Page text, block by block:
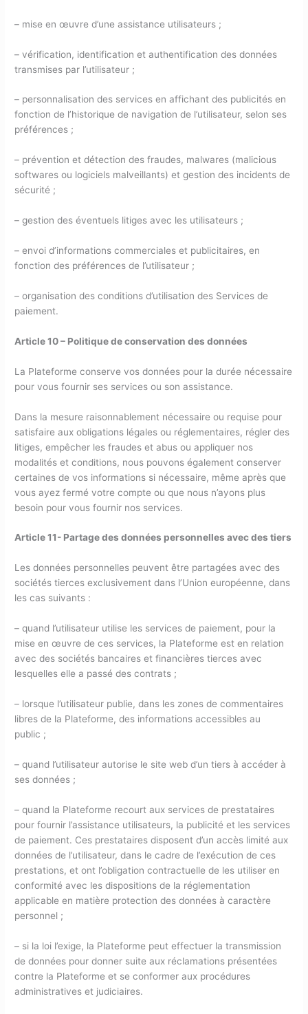
– mise en œuvre d’une assistance utilisateurs ;
– vérification, identification et authentification des données
transmises par l’utilisateur ;
– personnalisation des services en affichant des publicités en
fonction de l’historique de navigation de l’utilisateur, selon ses
préférences ;
– prévention et détection des fraudes, malwares (malicious
softwares ou logiciels malveillants) et gestion des incidents de
sécurité ;
– gestion des éventuels litiges avec les utilisateurs ;
– envoi d’informations commerciales et publicitaires, en
fonction des préférences de l’utilisateur ;
– organisation des conditions d’utilisation des Services de
paiement.
Article 10 – Politique de conservation des données
La Plateforme conserve vos données pour la durée nécessaire
pour vous fournir ses services ou son assistance.
Dans la mesure raisonnablement nécessaire ou requise pour
satisfaire aux obligations légales ou réglementaires, régler des
litiges, empêcher les fraudes et abus ou appliquer nos
modalités et conditions, nous pouvons également conserver
certaines de vos informations si nécessaire, même après que
vous ayez fermé votre compte ou que nous n’ayons plus
besoin pour vous fournir nos services.
Article 11- Partage des données personnelles avec des tiers
Les données personnelles peuvent être partagées avec des
sociétés tierces exclusivement dans l’Union européenne, dans
les cas suivants :
– quand l’utilisateur utilise les services de paiement, pour la
mise en œuvre de ces services, la Plateforme est en relation
avec des sociétés bancaires et financières tierces avec
lesquelles elle a passé des contrats ;
– lorsque l’utilisateur publie, dans les zones de commentaires
libres de la Plateforme, des informations accessibles au
public ;
– quand l’utilisateur autorise le site web d’un tiers à accéder à
ses données ;
– quand la Plateforme recourt aux services de prestataires
pour fournir l’assistance utilisateurs, la publicité et les services
de paiement. Ces prestataires disposent d’un accès limité aux
données de l’utilisateur, dans le cadre de l’exécution de ces
prestations, et ont l’obligation contractuelle de les utiliser en
conformité avec les dispositions de la réglementation
applicable en matière protection des données à caractère
personnel ;
– si la loi l’exige, la Plateforme peut effectuer la transmission
de données pour donner suite aux réclamations présentées
contre la Plateforme et se conformer aux procédures
administratives et judiciaires.